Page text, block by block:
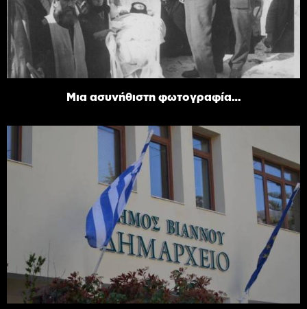
Μια ασυνήθιστη φωτογραφία…